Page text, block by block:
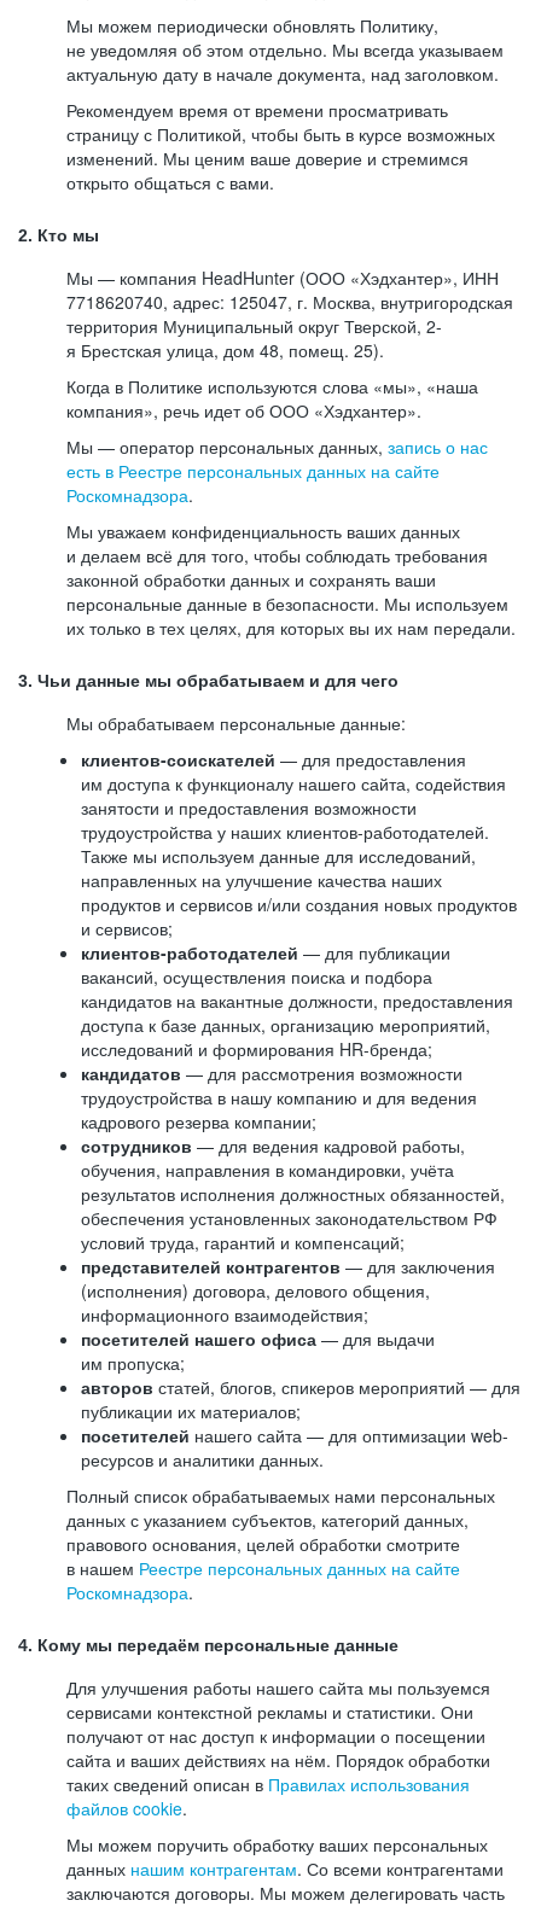
Мы можем периодически обновлять Политику,
не уведомляя об этом отдельно. Мы всегда указываем
актуальную дату в начале документа, над заголовком.
Рекомендуем время от времени просматривать
страницу с Политикой, чтобы быть в курсе возможных
изменений. Мы ценим ваше доверие и стремимся
открыто общаться с вами.
2. Кто мы
Мы — компания HeadHunter (ООО «Хэдхантер», ИНН
7718620740, адрес: 125047, г. Москва, внутригородская
территория Муниципальный округ Тверской, 2-
я Брестская улица, дом 48, помещ. 25).
Когда в Политике используются слова «мы», «наша
компания», речь идет об ООО «Хэдхантер».
Мы — оператор персональных данных, запись о нас
есть в Реестре персональных данных на сайте
Роскомнадзора.
Мы уважаем конфиденциальность ваших данных
и делаем всё для того, чтобы соблюдать требования
законной обработки данных и сохранять ваши
персональные данные в безопасности. Мы используем
их только в тех целях, для которых вы их нам передали.
3. Чьи данные мы обрабатываем и для чего
Мы обрабатываем персональные данные:
клиентов-соискателей — для предоставления
им доступа к функционалу нашего сайта, содействия
занятости и предоставления возможности
трудоустройства у наших клиентов-работодателей.
Также мы используем данные для исследований,
направленных на улучшение качества наших
продуктов и сервисов и/или создания новых продуктов
и сервисов;
клиентов-работодателей — для публикации
вакансий, осуществления поиска и подбора
кандидатов на вакантные должности, предоставления
доступа к базе данных, организацию мероприятий,
исследований и формирования HR-бренда;
кандидатов — для рассмотрения возможности
трудоустройства в нашу компанию и для ведения
кадрового резерва компании;
сотрудников — для ведения кадровой работы,
обучения, направления в командировки, учёта
результатов исполнения должностных обязанностей,
обеспечения установленных законодательством РФ
условий труда, гарантий и компенсаций;
представителей контрагентов — для заключения
(исполнения) договора, делового общения,
информационного взаимодействия;
посетителей нашего офиса — для выдачи
им пропуска;
авторов статей, блогов, спикеров мероприятий — для
публикации их материалов;
посетителей нашего сайта — для оптимизации web-
ресурсов и аналитики данных.
Полный список обрабатываемых нами персональных
данных с указанием субъектов, категорий данных,
правового основания, целей обработки смотрите
в нашем Реестре персональных данных на сайте
Роскомнадзора.
4. Кому мы передаём персональные данные
Для улучшения работы нашего сайта мы пользуемся
сервисами контекстной рекламы и статистики. Они
получают от нас доступ к информации о посещении
сайта и ваших действиях на нём. Порядок обработки
таких сведений описан в Правилах использования
файлов cookie.
Мы можем поручить обработку ваших персональных
данных нашим контрагентам. Со всеми контрагентами
заключаются договоры. Мы можем делегировать часть